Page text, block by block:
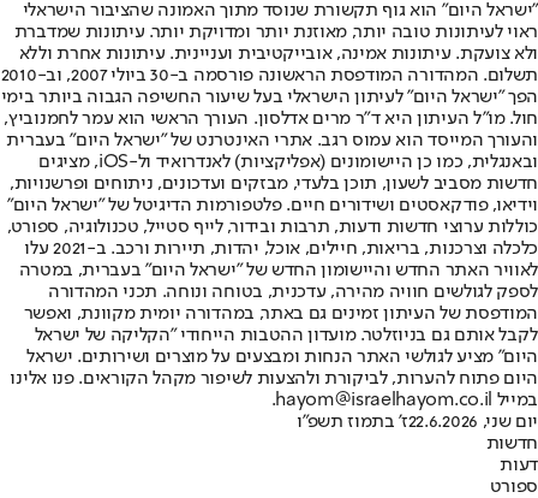
"ישראל היום" הוא גוף תקשורת שנוסד מתוך האמונה שהציבור הישראלי
ראוי לעיתונות טובה יותר, מאוזנת יותר ומדויקת יותר. עיתונות שמדברת
ולא צועקת. עיתונות אמינה, אובייקטיבית ועניינית. עיתונות אחרת וללא
תשלום. המהדורה המודפסת הראשונה פורסמה ב-30 ביולי 2007, וב-2010
הפך "ישראל היום" לעיתון הישראלי בעל שיעור החשיפה הגבוה ביותר בימי
חול. מו"ל העיתון היא ד"ר מרים אדלסון. העורך הראשי הוא עמר לחמנוביץ,
והעורך המייסד הוא עמוס רגב. אתרי האינטרנט של "ישראל היום" בעברית
ובאנגלית, כמו כן היישומונים (אפליקציות) לאנדרואיד ול-iOS, מציגים
חדשות מסביב לשעון, תוכן בלעדי, מבזקים ועדכונים, ניתוחים ופרשנויות,
וידיאו, פודקאסטים ושידורים חיים. פלטפורמות הדיגיטל של "ישראל היום"
כוללות ערוצי חדשות ודעות, תרבות ובידור, לייף סטייל, טכנולוגיה, ספורט,
כלכלה וצרכנות, בריאות, חיילים, אוכל, יהדות, תיירות ורכב. ב-2021 עלו
לאוויר האתר החדש והיישומון החדש של "ישראל היום" בעברית, במטרה
לספק לגולשים חוויה מהירה, עדכנית, בטוחה ונוחה. תכני המהדורה
המודפסת של העיתון זמינים גם באתר, במהדורה יומית מקוונת, ואפשר
לקבל אותם גם בניוזלטר. מועדון ההטבות הייחודי "הקליקה של ישראל
היום" מציע לגולשי האתר הנחות ומבצעים על מוצרים ושירותים. ישראל
היום פתוח להערות, לביקורת ולהצעות לשיפור מקהל הקוראים. פנו אלינו
במייל hayom@israelhayom.co.il.
יום שני, 22.6.2026
ז' בתמוז תשפ"ו
חדשות
דעות
ספורט